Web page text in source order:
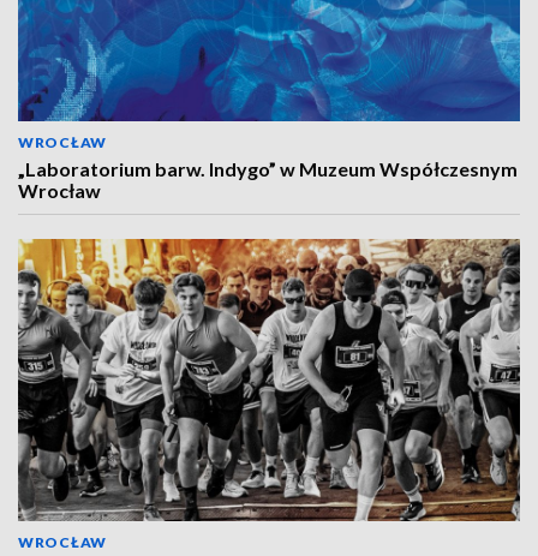
WROCŁAW
„Laboratorium barw. Indygo” w Muzeum Współczesnym
Wrocław
WROCŁAW